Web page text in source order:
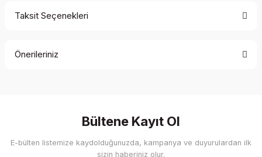
Taksit Seçenekleri
Önerileriniz
Görüş ve önerileriniz için teşekkür ederiz.
Ürün resmi kalitesiz, bozuk veya görüntülenemiyor.
Bültene Kayıt Ol
E-bülten listemize kaydolduğunuzda, kampanya ve duyurulardan ilk
sizin haberiniz olur.